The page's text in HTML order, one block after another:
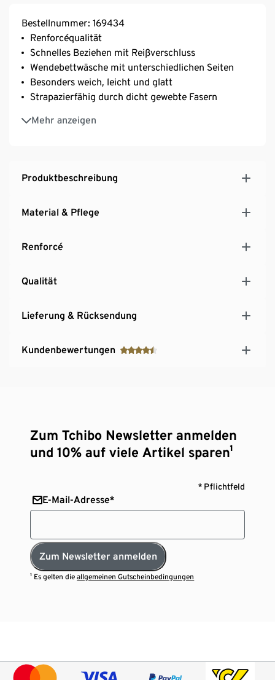
Bestellnummer: 169434
Renforcéqualität
Schnelles Beziehen mit Reißverschluss
Wendebettwäsche mit unterschiedlichen Seiten
Besonders weich, leicht und glatt
Strapazierfähig durch dicht gewebte Fasern
Mehr anzeigen
Temperaturausgleichend und saugfähig
Waschbar bei 60 °C – allergikerfreundlich
Produktbeschreibung
Material & Pflege
Renforcé
Qualität
Lieferung & Rücksendung
Kundenbewertungen
Zum Tchibo Newsletter anmelden
und 10% auf viele Artikel sparen¹
* Pflichtfeld
E-Mail-Adresse*
Zum Newsletter anmelden
¹ Es gelten dieallgemeinen Gutscheinbedingungen